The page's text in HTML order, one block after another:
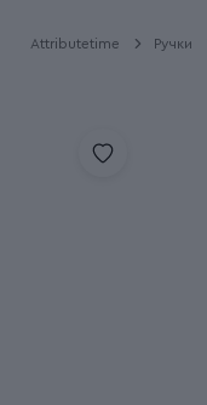
Attributetime Ручки